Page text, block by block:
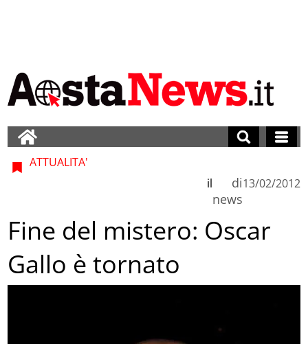
ATTUALITA'
di
news
il 13/02/2012
Fine del mistero: Oscar
Gallo è tornato